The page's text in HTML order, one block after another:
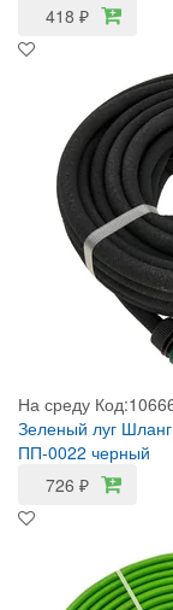
418 ₽
На среду
Зеленый луг
ПП-0022 черный
726 ₽